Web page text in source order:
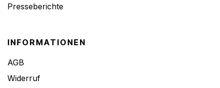
Presseberichte
INFORMATIONEN
AGB
Widerruf